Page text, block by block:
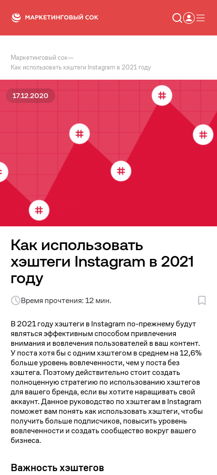
Статьи
Новости
Сервисы
Маркетинговый сок—
Как использовать хэштеги Instagram в 2021 году
17.12.2020
Как использовать
хэштеги Instagram в 2021
году
Время прочтения: 12 мин.
В 2021 году хэштеги в Instagram по-прежнему будут
являться эффективным способом привлечения
внимания и вовлечения пользователей в ваш контент.
У поста хотя бы с одним хэштегом в среднем на 12,6%
больше уровень вовлеченности, чем у поста без
хэштега. Поэтому действительно стоит создать
полноценную стратегию по использованию хэштегов
для вашего бренда, если вы хотите наращивать свой
аккаунт. Данное руководство по хэштегам в Instagram
поможет вам понять как использовать хэштеги, чтобы
получить больше подписчиков, повысить уровень
вовлеченности и создать сообщество вокруг вашего
бизнеса.
Важность хэштегов